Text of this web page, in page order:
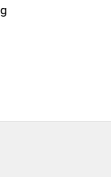
11-26